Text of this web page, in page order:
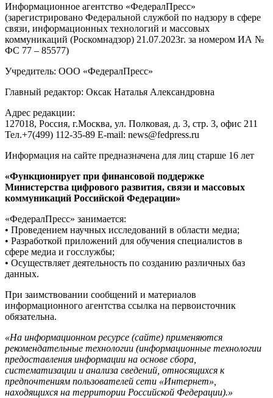
Информационное агентство «ФедералПресс»
(зарегистрировано Федеральной службой по надзору в сфере
связи, информационных технологий и массовых
коммуникаций (Роскомнадзор) 21.07.2023г. за номером ИА №
ФС 77 – 85577)
Учредитель: ООО «ФедералПресс»
Главный редактор: Оксак Наталья Александровна
Адрес редакции:
127018, Россия, г.Москва, ул. Полковая, д. 3, стр. 3, офис 211
Тел.+7(499) 112-35-89 E-mail: news@fedpress.ru
Информация на сайте предназначена для лиц старше 16 лет
«Функционирует при финансовой поддержке
Министерства цифрового развития, связи и массовых
коммуникаций Российской Федерации»
«ФедералПресс» занимается:
• Проведением научных исследований в области медиа;
• Разработкой приложений для обучения специалистов в
сфере медиа и госслужбы;
• Осуществляет деятельность по созданию различных баз
данных.
При заимствовании сообщений и материалов
информационного агентства ссылка на первоисточник
обязательна.
«На информационном ресурсе (сайте) применяются
рекомендательные технологии (информационные технологии
предоставления информации на основе сбора,
систематизации и анализа сведений, относящихся к
предпочтениям пользователей сети «Интернет»,
находящихся на территории Российской Федерации).»